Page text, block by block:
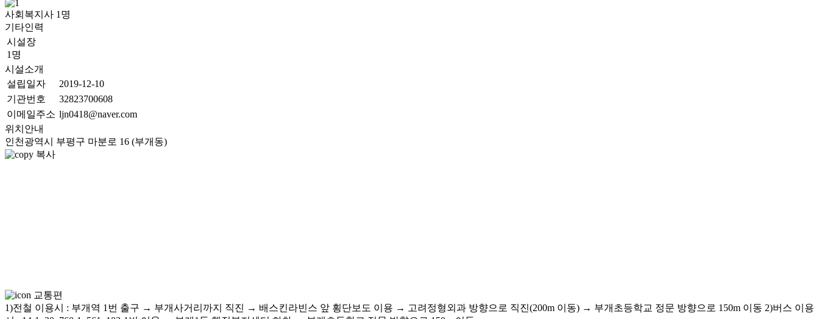
사회복지사 1 명
기타인력
시설장
1명
시설소개
설립일자
2019-12-10
기관번호
32823700608
이메일주소 ljn0418@naver.com
위치안내
인천광역시 부평구 마분로 16 (부개동)
복사
교통편
1)전철 이용시 : 부개역 1번 출구 → 부개사거리까지 직진 → 배스킨라빈스 앞 횡단보도 이용 → 고려정형외과 방향으로 직진(200m 이동) → 부개초등학교 정문 방향으로 150m 이동 2)버스 이용